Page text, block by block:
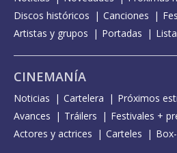
Discos históricos
Canciones
Artistas y grupos
Portadas
CINEMANÍA
Noticias Cartelera Próximos
Avances
Tráilers
Festivales +
Actores y actrices
Carteles